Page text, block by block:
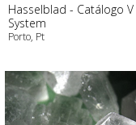
Hasselblad - Catálogo V
System
Porto, Pt